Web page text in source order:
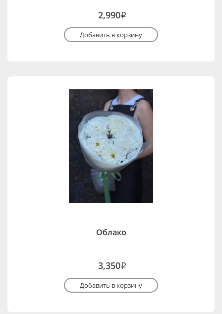
2,990i
Добавить в корзину
Облако
3,350i
Добавить в корзину